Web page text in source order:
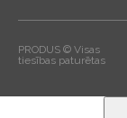
PRODUS © Visas
tiesības paturētas